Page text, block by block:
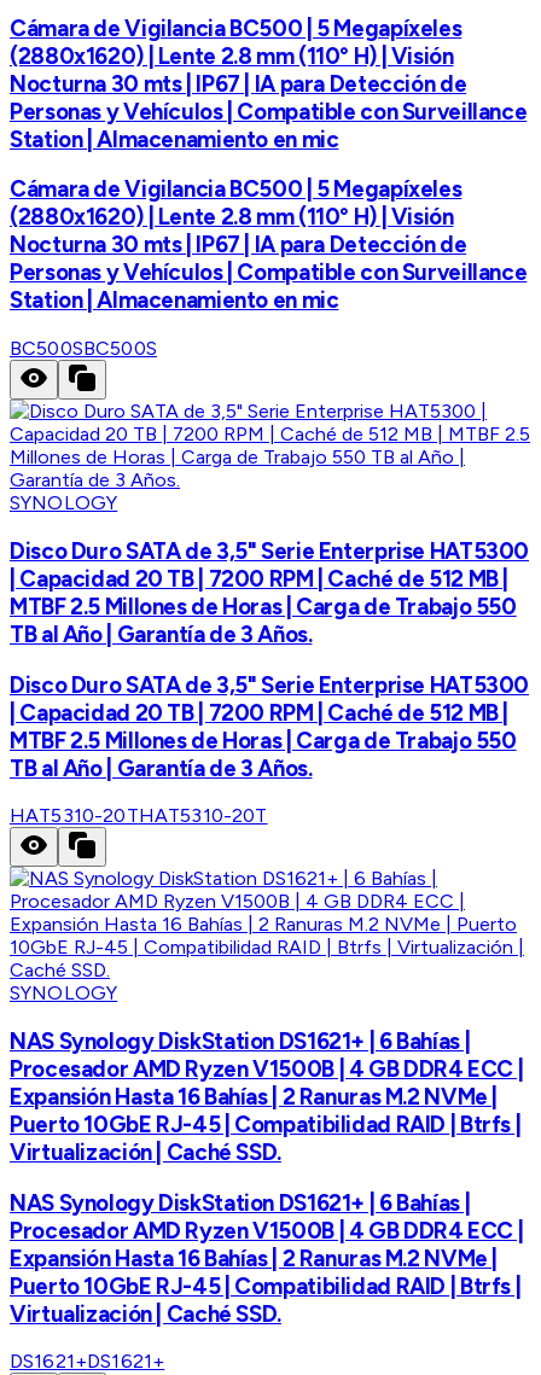
Cámara de Vigilancia BC500 | 5 Megapíxeles
(2880x1620) | Lente 2.8 mm (110° H) | Visión
Nocturna 30 mts | IP67 | IA para Detección de
Personas y Vehículos | Compatible con Surveillance
Station | Almacenamiento en mic
Cámara de Vigilancia BC500 | 5 Megapíxeles
(2880x1620) | Lente 2.8 mm (110° H) | Visión
Nocturna 30 mts | IP67 | IA para Detección de
Personas y Vehículos | Compatible con Surveillance
Station | Almacenamiento en mic
BC500SBC500S
SYNOLOGY
Disco Duro SATA de 3,5" Serie Enterprise HAT5300
| Capacidad 20 TB | 7200 RPM | Caché de 512 MB |
MTBF 2.5 Millones de Horas | Carga de Trabajo 550
TB al Año | Garantía de 3 Años.
Disco Duro SATA de 3,5" Serie Enterprise HAT5300
| Capacidad 20 TB | 7200 RPM | Caché de 512 MB |
MTBF 2.5 Millones de Horas | Carga de Trabajo 550
TB al Año | Garantía de 3 Años.
HAT5310-20THAT5310-20T
SYNOLOGY
NAS Synology DiskStation DS1621+ | 6 Bahías |
Procesador AMD Ryzen V1500B | 4 GB DDR4 ECC |
Expansión Hasta 16 Bahías | 2 Ranuras M.2 NVMe |
Puerto 10GbE RJ-45 | Compatibilidad RAID | Btrfs |
Virtualización | Caché SSD.
NAS Synology DiskStation DS1621+ | 6 Bahías |
Procesador AMD Ryzen V1500B | 4 GB DDR4 ECC |
Expansión Hasta 16 Bahías | 2 Ranuras M.2 NVMe |
Puerto 10GbE RJ-45 | Compatibilidad RAID | Btrfs |
Virtualización | Caché SSD.
DS1621+DS1621+